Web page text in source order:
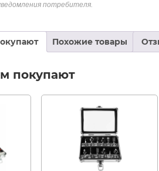
потребителя.
Похожие товары
покупают